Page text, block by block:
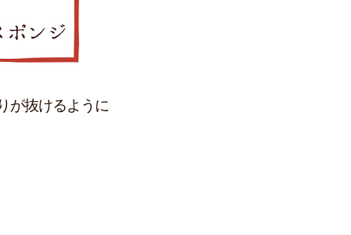
が抜けるように